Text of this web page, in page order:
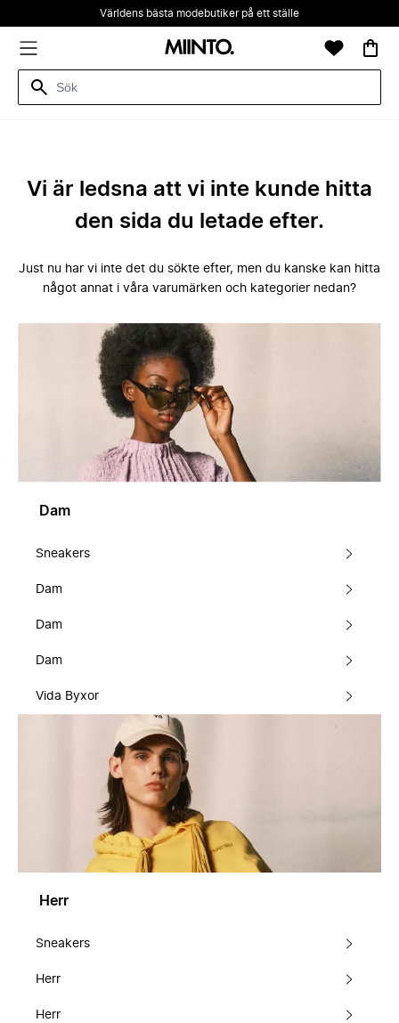
Världens bästa modebutiker på ett ställe
Vi är ledsna att vi inte kunde hitta
den sida du letade efter.
Just nu har vi inte det du sökte efter, men du kanske kan hitta
något annat i våra varumärken och kategorier nedan?
Dam
Sneakers
Dam
Dam
Dam
Vida Byxor
Herr
Sneakers
Herr
Herr